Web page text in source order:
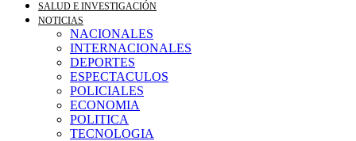
SALUD E INVESTIGACIÓN
NOTICIAS
NACIONALES
INTERNACIONALES
DEPORTES
ESPECTACULOS
POLICIALES
ECONOMIA
POLITICA
TECNOLOGIA